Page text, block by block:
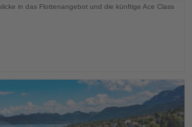
in das Flottenangebot und die künftige Ace Class